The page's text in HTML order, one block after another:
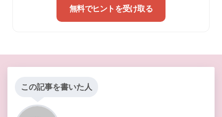
無料でヒントを受け取る
この記事を書いた人